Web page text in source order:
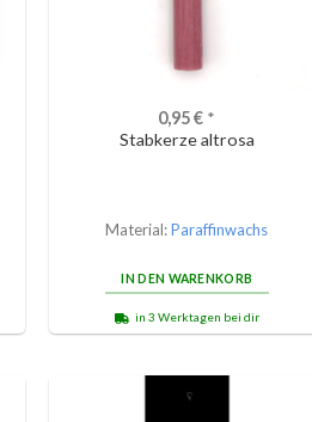
0,95€ *
Stabkerze altrosa
Material:Paraffinwachs
IN DEN WARENKORB
in 3 Werktagen bei dir